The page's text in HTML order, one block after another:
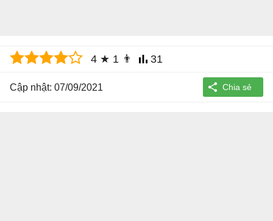
4 ★ 1 👨 31
Cập nhật: 07/09/2021